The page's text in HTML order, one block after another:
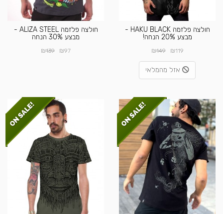
חולצה פלזמה HAKU BLACK -
מבצע 20% הנחה!
₪119
₪149
אזל מהמלאי
חולצה פלזמה ALIZA STEEL -
מבצע 30% הנחה
₪97
₪139